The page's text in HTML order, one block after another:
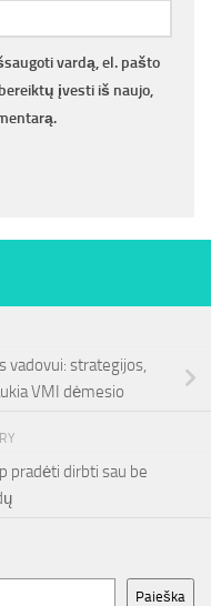
vardą, el. pašto
įvesti iš naujo,
vadovui: strategijos,
VMI dėmesio
pradėti dirbti sau be
Paieška